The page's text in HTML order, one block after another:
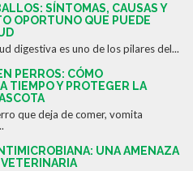
SÍNTOMAS, CAUSAS Y
OPORTUNO QUE PUEDE
digestiva es uno de los pilares del...
PERROS: CÓMO
TIEMPO Y PROTEGER LA
que deja de comer, vomita
UNA AMENAZA